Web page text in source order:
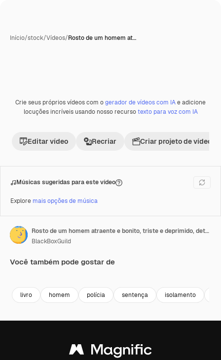
Início/stock/Vídeos/Rosto de um homem at…
Premium
Crie seus próprios vídeos com ogerador de vídeos com IAe adicione
locuções incríveis usando nosso recursotexto para voz com IA
Editar vídeo Recriar Criar projeto de vídeo
Músicas sugeridas para este vídeo
Explore mais opções de música
Rosto de um homem atraente e bonito, triste e deprimido, detento em macacão laranja, sentado na cela da prisão
BlackBoxGuild
Você também pode gostar de
livro homem polícia sentença isolamento